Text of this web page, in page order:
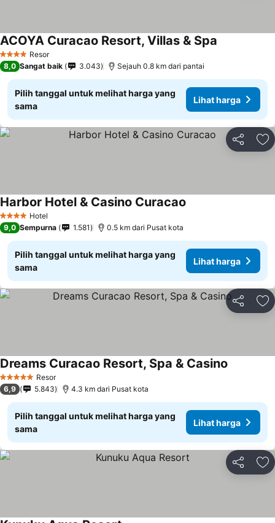
4 BintangResor
ACOYA Curacao Resort, Villas & Spa
8,0 Sangat baik 3.043 Sejauh 0.8 km dari pantai
Pilih tanggal untuk melihat harga yang
sama
Lihat harga
Bagikan
4 BintangHotel
Harbor Hotel & Casino Curacao
9,0 Sempurna 1.581 0.5 km dari Pusat kota
Pilih tanggal untuk melihat harga yang
sama
Lihat harga
Bagikan
5 Bintang Resor
Dreams Curacao Resort, Spa & Casino
6,9 5.843 4.3 km dari Pusat kota
Pilih tanggal untuk melihat harga yang
sama
Lihat harga
Bagikan